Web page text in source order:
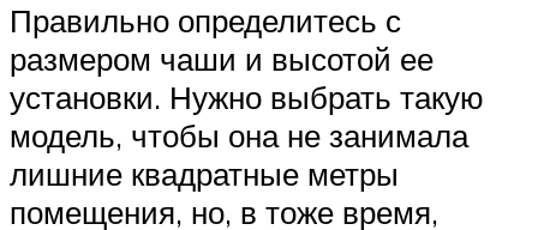
Правильно определитесь с
размером чаши и высотой ее
установки. Нужно выбрать такую
модель, чтобы она не занимала
лишние квадратные метры
помещения, но, в тоже время,